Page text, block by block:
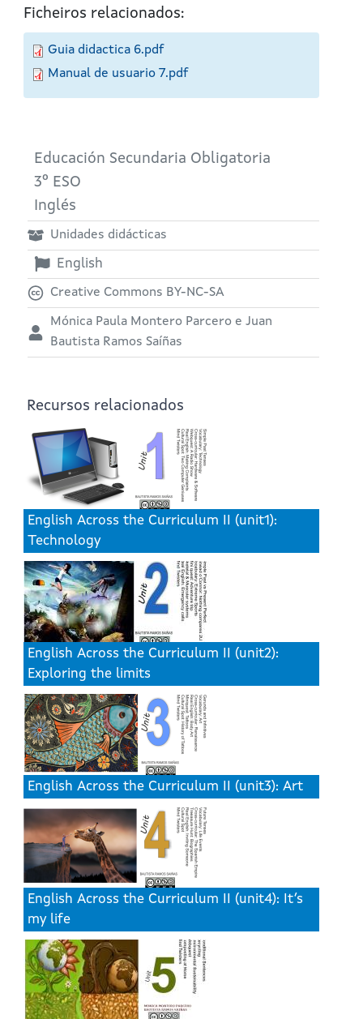
Ficheiros relacionados:
Guia didactica 6.pdf
Manual de usuario 7.pdf
Educación Secundaria Obligatoria
3º ESO
Inglés
Unidades didácticas
English
Creative Commons BY-NC-SA
Mónica Paula Montero Parcero e Juan
Bautista Ramos Saíñas
Recursos relacionados
English Across the Curriculum II (unit1):
Technology
English Across the Curriculum II (unit2):
Exploring the limits
English Across the Curriculum II (unit3): Art
English Across the Curriculum II (unit4): It’s
my life